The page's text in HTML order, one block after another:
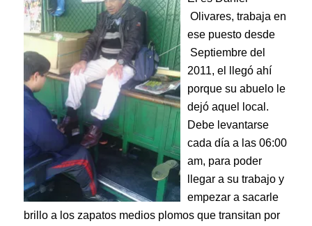
Olivares, trabaja en
ese puesto desde
Septiembre del
2011, el llegó ahí
porque su abuelo le
dejó aquel local.
Debe levantarse
cada día a las 06:00
am, para poder
llegar a su trabajo y
empezar a sacarle
brillo a los zapatos medios plomos que transitan por